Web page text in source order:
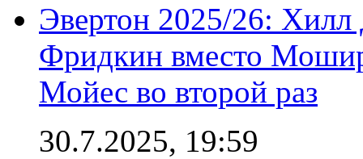
Эвертон 2025/26:
Фридкин вместо
Мойес во второй раз
30.7.2025, 19:59